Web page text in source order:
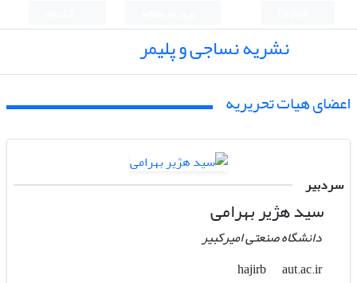
نشریه نساجی و پلیمر
اعضای هیات تحریریه
سردبیر
سید هژیر بهرامی
دانشگاه صنعتی امیرکبیر
hajirb
aut.ac.ir